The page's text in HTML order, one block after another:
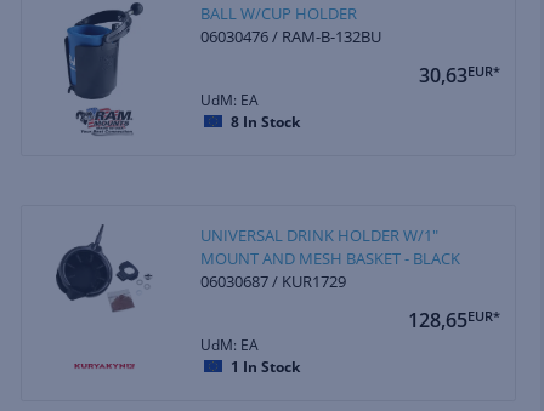
BALL W/CUP HOLDER
06030476 / RAM-B-132BU
30,63EUR*
UdM: EA
8 In Stock
UNIVERSAL DRINK HOLDER W/1"
MOUNT AND MESH BASKET - BLACK
06030687 / KUR1729
128,65EUR*
UdM: EA
1 In Stock